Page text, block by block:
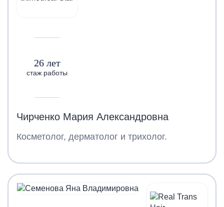
26 лет
стаж работы
Чирченко Мария Александровна
Косметолог, дерматолог и трихолог.